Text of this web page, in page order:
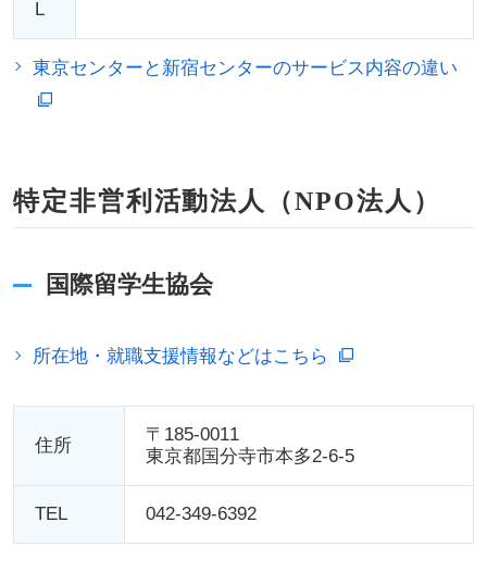
L
東京センターと新宿センターのサービス内容の違い
特定非営利活動法人（NPO法人）
国際留学生協会
所在地・就職支援情報などはこちら
住所
〒185-0011
東京都国分寺市本多2-6-5
TEL 042-349-6392